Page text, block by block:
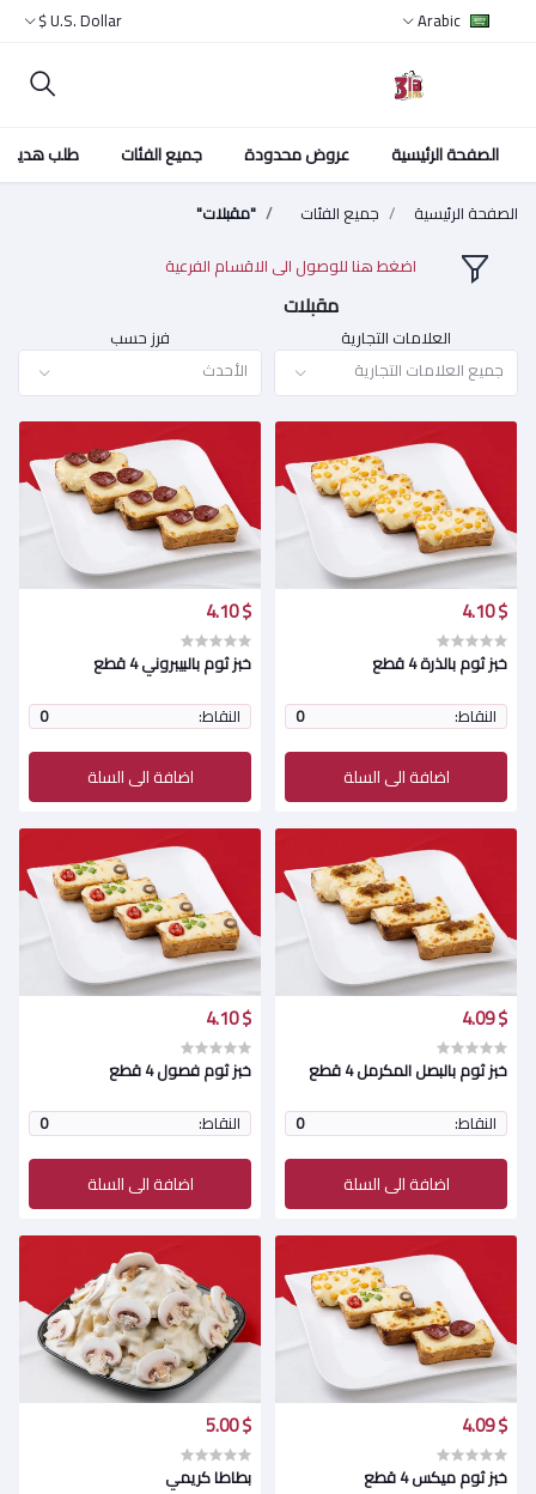
Arabic
U.S. Dollar $
الصفحة الرئيسية عروض محدودة جميع الفئات طلب هدية
الصفحة الرئيسية جميع الفئات
"مقبلات"
اضغط هنا للوصول الى الاقسام الفرعية
مقبلات
العلامات التجارية
جميع العلامات التجارية
فرز حسب
الأحدث
$ 4.10
خبز ثوم بالذرة 4 قطع
النقاط:
0
اضافة الى السلة
$ 4.10
خبز ثوم بالبيبروني 4 قطع
النقاط:
0
اضافة الى السلة
$ 4.09
خبز ثوم بالبصل المكرمل 4 قطع
النقاط:
0
اضافة الى السلة
$ 4.10
خبز ثوم فصول 4 قطع
النقاط:
0
اضافة الى السلة
$ 4.09
خبز ثوم ميكس 4 قطع
$ 5.00
بطاطا كريمي